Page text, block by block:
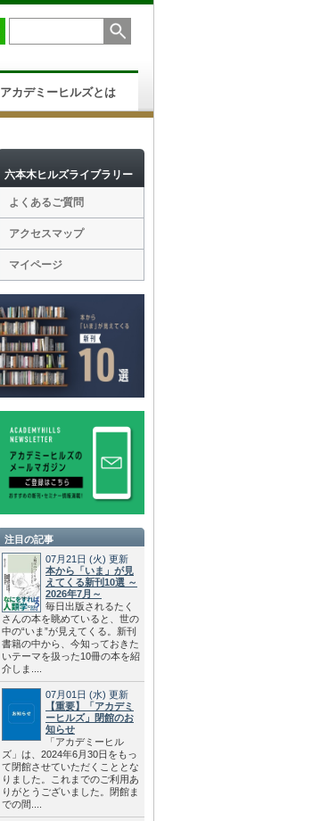
アカデミーヒルズとは
六本木ヒルズライブラリー
よくあるご質問
アクセスマップ
マイページ
注目の記事
07月21日 (火) 更新
本から「いま」が見
えてくる新刊10選 ～
2026年7月～
毎日出版されるたく
さんの本を眺めていると、世の
中の“いま”が見えてくる。新刊
書籍の中から、今知っておきた
いテーマを扱った10冊の本を紹
介しま....
07月01日 (水) 更新
【重要】「アカデミ
ーヒルズ」閉館のお
知らせ
「アカデミーヒル
ズ」は、2024年6月30日をもっ
て閉館させていただくこととな
りました。これまでのご利用あ
りがとうございました。閉館ま
での間....